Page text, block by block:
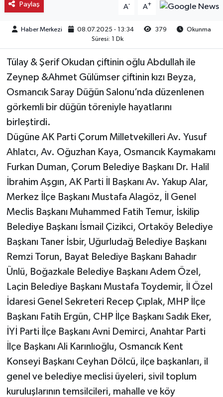
Paylaş A- A+
Haber Merkezi 08.07.2025 - 13:34 379
Okunma
Süresi: 1 Dk
Tülay & Şerif Okudan çiftinin oğlu Abdullah ile
Zeynep &Ahmet Gülümser çiftinin kızı Beyza,
Osmancık Saray Düğün Salonu’nda düzenlenen
görkemli bir düğün töreniyle hayatlarını
birleştirdi.
Dügüne AK Parti Çorum Milletvekilleri Av. Yusuf
Ahlatcı, Av. Oğuzhan Kaya, Osmancık Kaymakamı
Furkan Duman, Çorum Belediye Başkanı Dr. Halil
İbrahim Aşgın, AK Parti İl Başkanı Av. Yakup Alar,
Merkez İlçe Başkanı Mustafa Alagöz, İl Genel
Meclis Başkanı Muhammed Fatih Temur, İskilip
Belediye Başkanı İsmail Çizikci, Ortaköy Belediye
Başkanı Taner İsbir, Uğurludağ Belediye Başkanı
Remzi Torun, Bayat Belediye Başkanı Bahadır
Ünlü, Boğazkale Belediye Başkanı Adem Özel,
Laçin Belediye Başkanı Mustafa Toydemir, İl Özel
İdaresi Genel Sekreteri Recep Çıplak, MHP İlçe
Başkanı Fatih Ergün, CHP İlçe Başkanı Sadık Eker,
İYİ Parti İlçe Başkanı Avni Demirci, Anahtar Parti
İlçe Başkanı Ali Karınlıoğlu, Osmancık Kent
Konseyi Başkanı Ceyhan Dölcü, ilçe başkanları, il
genel ve belediye meclisi üyeleri, sivil toplum
kuruluşlarının temsilcileri, mahalle ve köy
Osmancık
Sungurlu
Uğurludağ
Sağlık